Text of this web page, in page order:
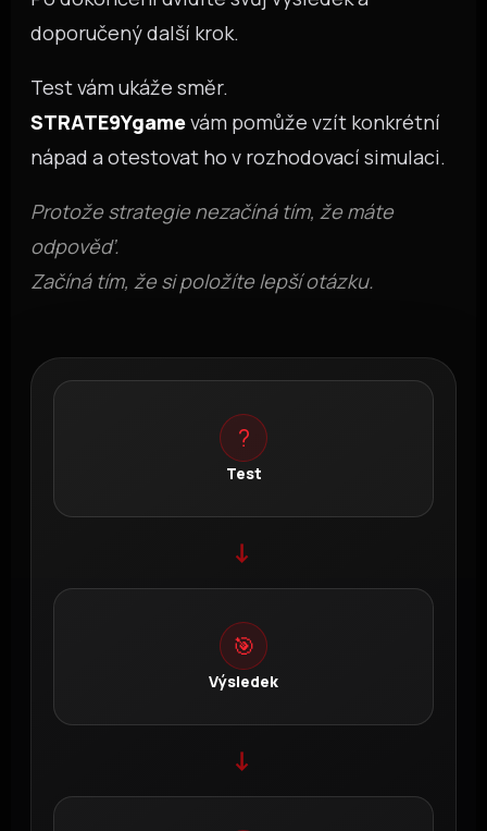
doporučený další krok.
Test vám ukáže směr.
STRATE9Ygamevám pomůže vzít konkrétní
nápad a otestovat ho v rozhodovací simulaci.
Protože strategie nezačíná tím, že máte
odpověď.
Začíná tím, že si položíte lepší otázku.
?
Test
→
🎯
Výsledek
→